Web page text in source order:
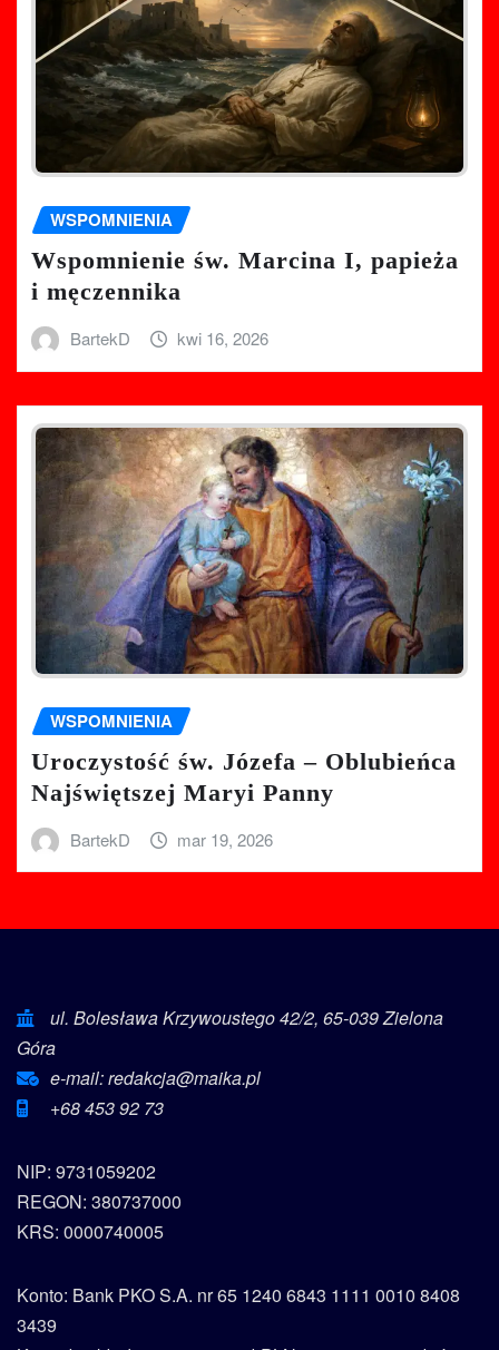
WSPOMNIENIA
Wspomnienie św. Marcina I, papieża
i męczennika
BartekD kwi 16, 2026
WSPOMNIENIA
Uroczystość św. Józefa – Oblubieńca
Najświętszej Maryi Panny
BartekD mar 19, 2026
ul. Bolesława Krzywoustego 42/2, 65-039 Zielona
Góra
e-mail: redakcja@maika.pl
+68 453 92 73
NIP: 9731059202
REGON: 380737000
KRS: 0000740005
Konto: Bank PKO S.A. nr 65 1240 6843 1111 0010 8408
3439